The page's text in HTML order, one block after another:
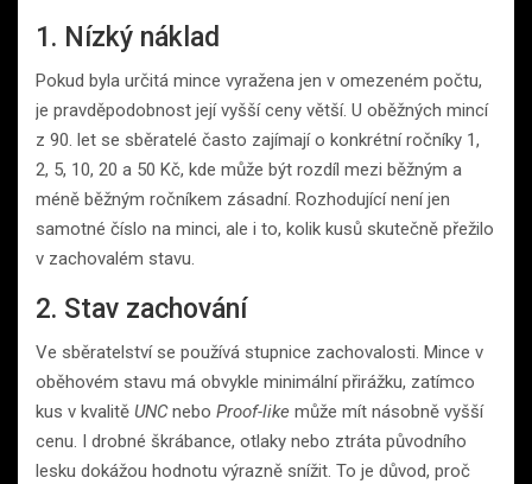
1. Nízký náklad
Pokud byla určitá mince vyražena jen v omezeném počtu,
je pravděpodobnost její vyšší ceny větší. U oběžných mincí
z 90. let se sběratelé často zajímají o konkrétní ročníky 1,
2, 5, 10, 20 a 50 Kč, kde může být rozdíl mezi běžným a
méně běžným ročníkem zásadní. Rozhodující není jen
samotné číslo na minci, ale i to, kolik kusů skutečně přežilo
v zachovalém stavu.
2. Stav zachování
Ve sběratelství se používá stupnice zachovalosti. Mince v
oběhovém stavu má obvykle minimální přirážku, zatímco
kus v kvalitě UNCnebo Proof-like může mít násobně vyšší
cenu. I drobné škrábance, otlaky nebo ztráta původního
lesku dokážou hodnotu výrazně snížit. To je důvod, proč